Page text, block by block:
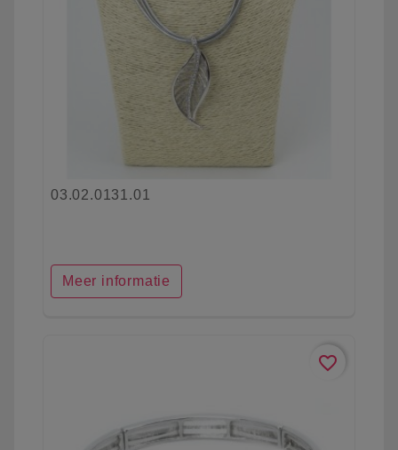
03.02.0131.01
Meer informatie
favorite_border